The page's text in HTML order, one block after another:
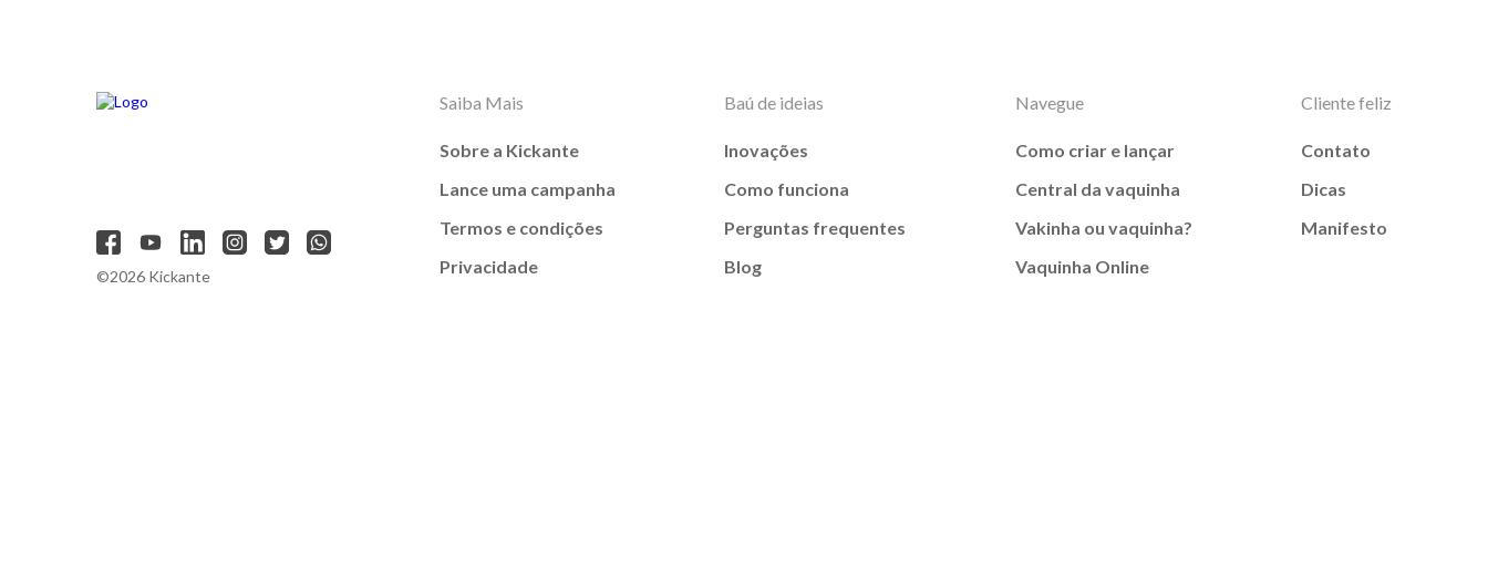
©2026 Kickante
Saiba Mais
Sobre a Kickante
Lance uma campanha
Termos e condições
Privacidade
Baú de ideias
Inovações
Como funciona
Perguntas frequentes
Blog
Navegue
Como criar e lançar
Central da vaquinha
Vakinha ou vaquinha?
Vaquinha Online
Cliente feliz
Contato
Dicas
Manifesto